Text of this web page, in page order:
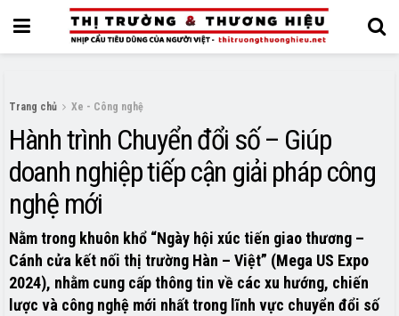
Trang chủ Xe - Công nghệ
Hành trình Chuyển đổi số – Giúp
doanh nghiệp tiếp cận giải pháp công
nghệ mới
Nằm trong khuôn khổ “Ngày hội xúc tiến giao thương –
Cánh cửa kết nối thị trường Hàn – Việt” (Mega US Expo
2024), nhằm cung cấp thông tin về các xu hướng, chiến
lược và công nghệ mới nhất trong lĩnh vực chuyển đổi số